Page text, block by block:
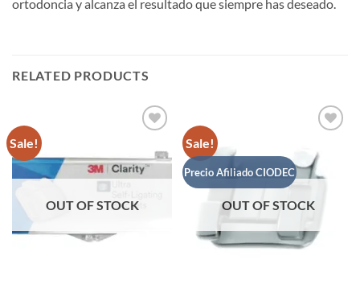
ortodoncia y alcanza el resultado que siempre has deseado.
RELATED PRODUCTS
Sale!
a la
lista de
deseos
OUT OF STOCK
Sale!
Precio Afiliado CIODEC
a la
lista de
deseos
OUT OF STOCK